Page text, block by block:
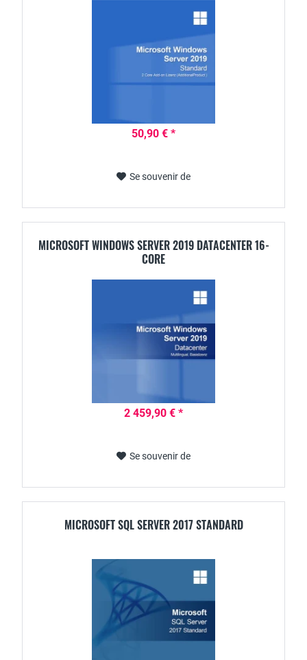
50,90 € *
Se souvenir de
MICROSOFT WINDOWS SERVER 2019 DATACENTER 16-
CORE
2 459,90 € *
Se souvenir de
MICROSOFT SQL SERVER 2017 STANDARD